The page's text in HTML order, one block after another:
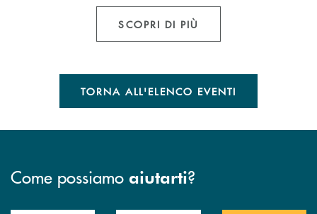
SCOPRI DI PIÙ
TORNA ALL'ELENCO EVENTI
Come possiamo aiutarti?